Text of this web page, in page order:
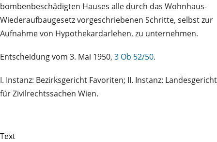
bombenbeschädigten Hauses alle durch das Wohnhaus-
Wiederaufbaugesetz vorgeschriebenen Schritte, selbst zur
Aufnahme von Hypothekardarlehen, zu unternehmen.
Entscheidung vom 3. Mai 1950, 3 Ob 52/50.
I. Instanz: Bezirksgericht Favoriten; II. Instanz: Landesgericht
für Zivilrechtssachen Wien.
Text